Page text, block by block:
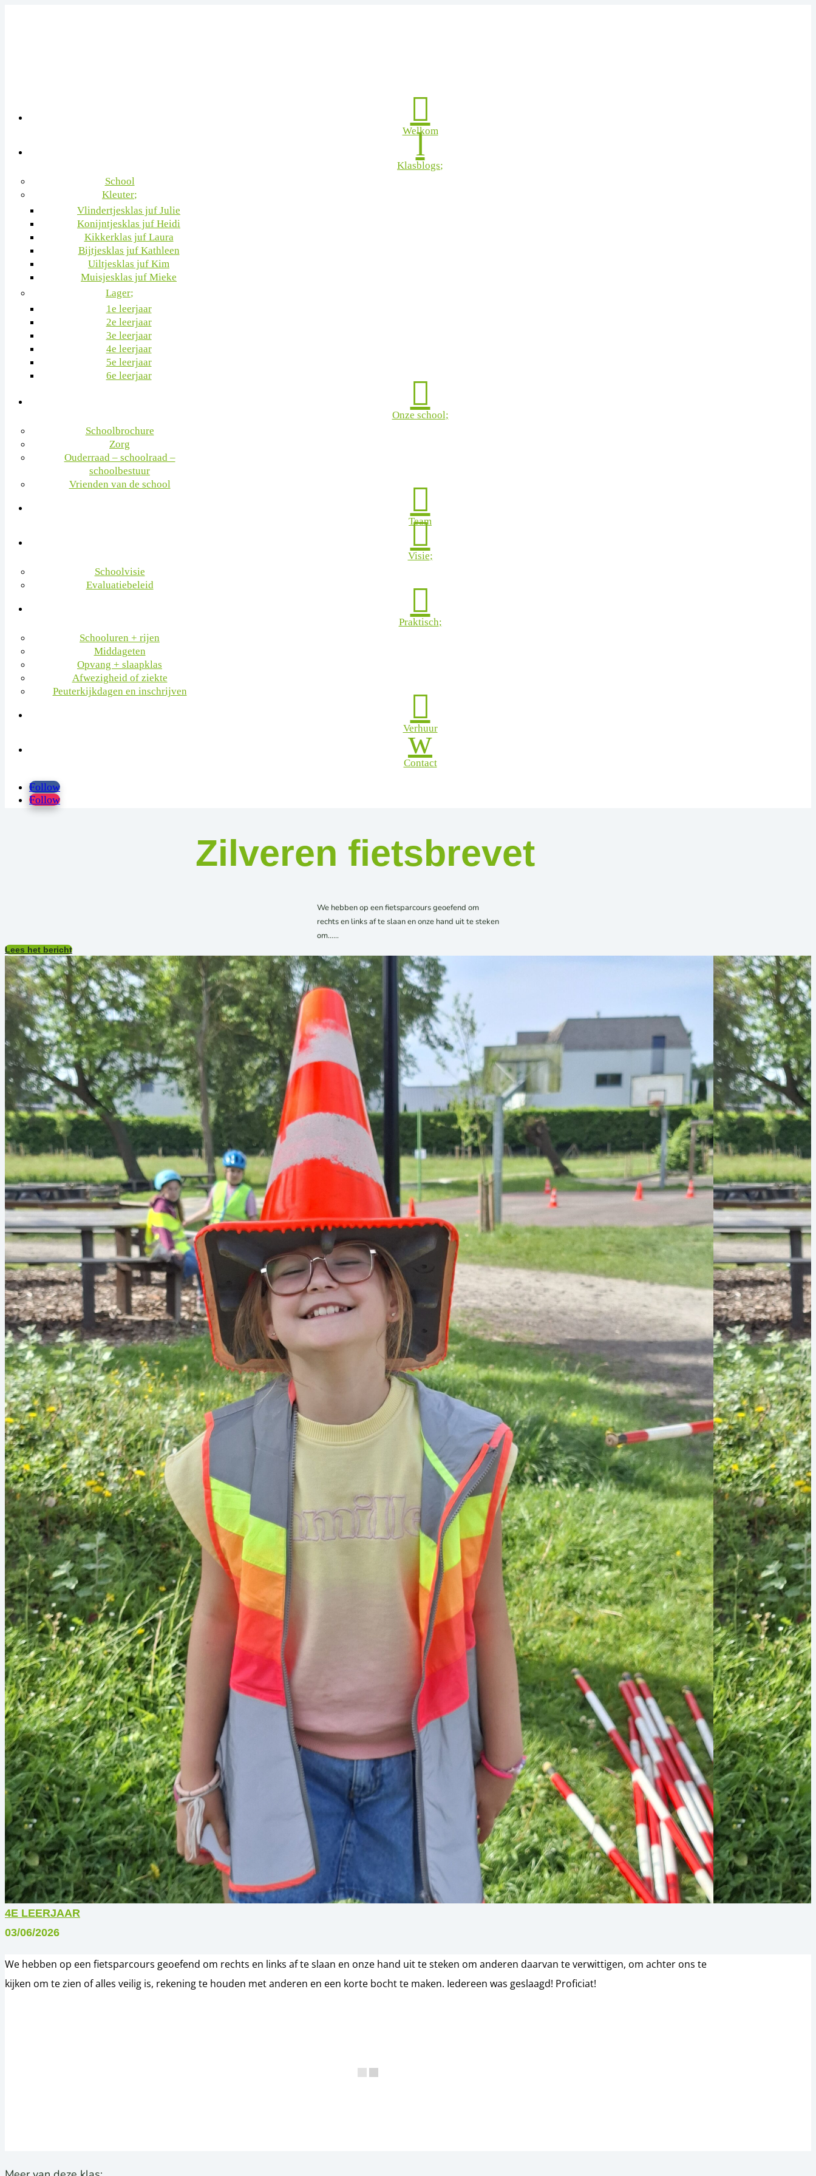

Welkom
l
Klasblogs
School
Kleuter
Vlindertjesklas juf Julie
Konijntjesklas juf Heidi
Kikkerklas juf Laura
Bijtjesklas juf Kathleen
Uiltjesklas juf Kim
Muisjesklas juf Mieke
Lager
1e leerjaar
2e leerjaar
3e leerjaar
4e leerjaar
5e leerjaar
6e leerjaar

Onze school
Schoolbrochure
Zorg
Ouderraad – schoolraad –
schoolbestuur
Vrienden van de school

Team

Visie
Schoolvisie
Evaluatiebeleid

Praktisch
Schooluren + rijen
Middageten
Opvang + slaapklas
Afwezigheid of ziekte
Peuterkijkdagen en inschrijven

Verhuur
w
Contact
Follow
Follow
Zilveren fietsbrevet
We hebben op een fietsparcours geoefend om
rechts en links af te slaan en onze hand uit te steken
om…...
Lees het bericht
4E LEERJAAR
03/06/2026
We hebben op een fietsparcours geoefend om rechts en links af te slaan en onze hand uit te steken om anderen daarvan te verwittigen, om achter ons te
kijken om te zien of alles veilig is, rekening te houden met anderen en een korte bocht te maken. Iedereen was geslaagd! Proficiat!